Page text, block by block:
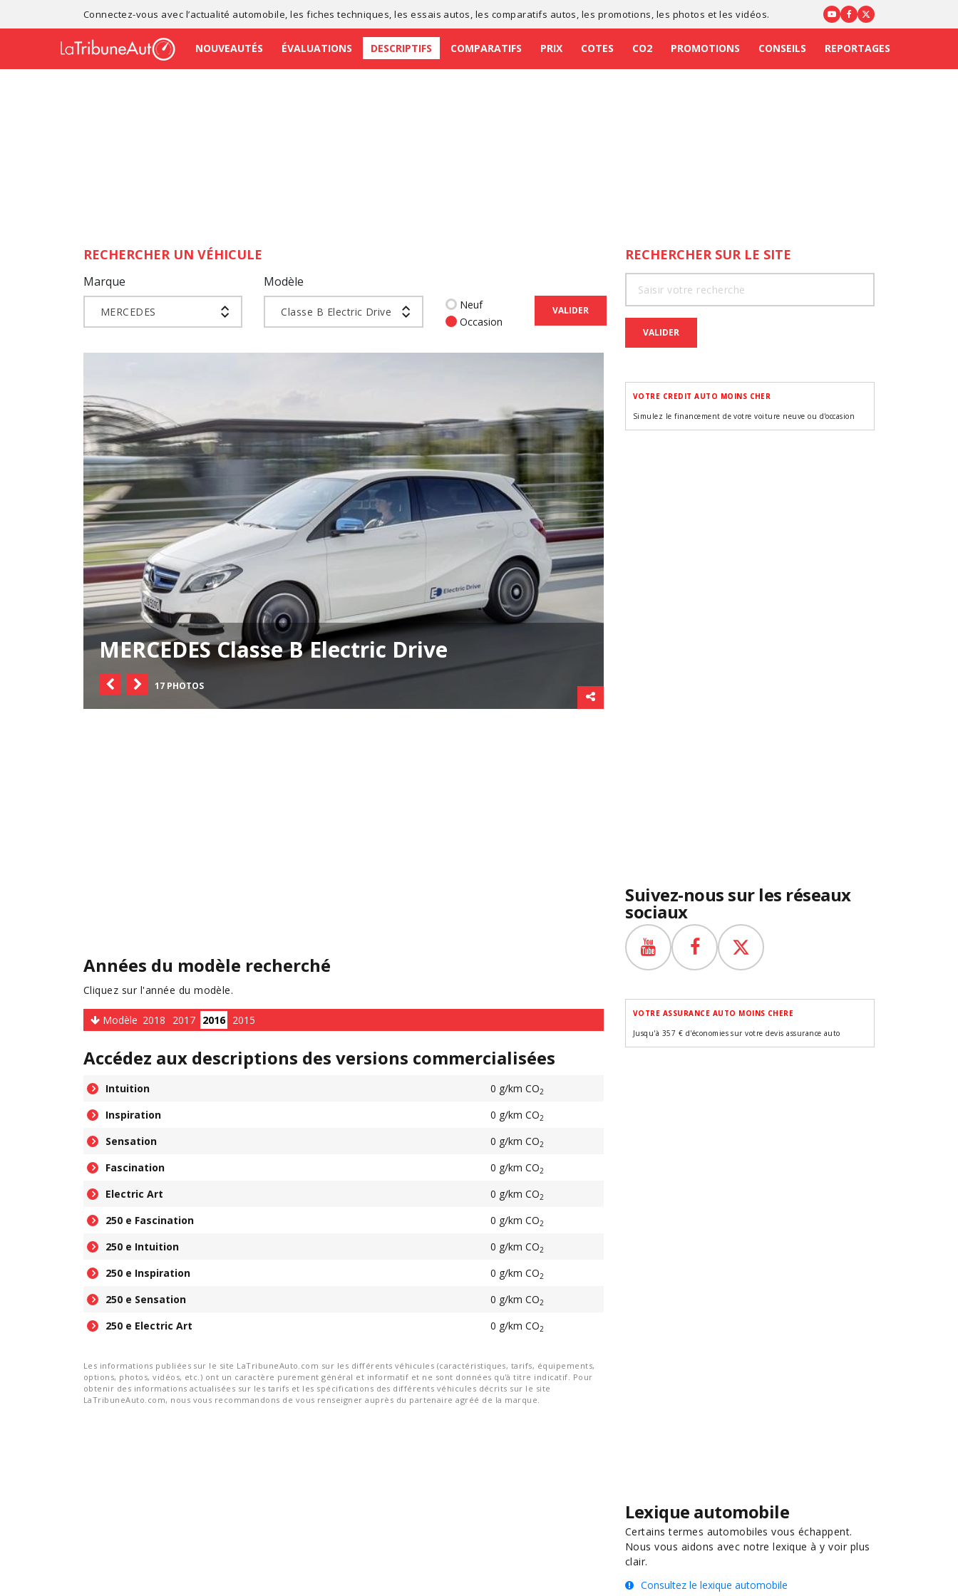
Connectez-vous avec l’actualité automobile , lesfiches techniques , lesessais autos , les comparatifs autos , les promotions , les photos et les vidéos.
NOUVEAUTÉS ÉVALUATIONS DESCRIPTIFS COMPARATIFS PRIX COTES CO2 PROMOTIONS CONSEILS REPORTAGES
RECHERCHER UN VÉHICULE
Marque
MERCEDES
Modèle
Classe B Electric Drive
Neuf
Occasion
VALIDER
MERCEDES Classe B Electric Drive
17 PHOTOS
Années du modèle recherché
Cliquez sur l'année du modèle.
Modèle 2018 2017 2016 2015
Accédez aux descriptions des versions commercialisées
Intuition 0 g/km CO2
Inspiration 0 g/km CO2
Sensation 0 g/km CO2
Fascination 0 g/km CO2
Electric Art 0 g/km CO2
250 e Fascination 0 g/km CO2
250 e Intuition 0 g/km CO2
250 e Inspiration 0 g/km CO2
250 e Sensation 0 g/km CO2
250 e Electric Art 0 g/km CO2
Les informations publiées sur le site LaTribuneAuto.com sur les différents véhicules (caractéristiques, tarifs, équipements,
options, photos, vidéos, etc.) ont un caractère purement général et informatif et ne sont données qu'à titre indicatif. Pour
obtenir des informations actualisées sur les tarifs et les spécifications des différents véhicules décrits sur le site
LaTribuneAuto.com, nous vous recommandons de vous renseigner auprès du partenaire agréé de la marque.
RECHERCHER SUR LE SITE
VALIDER
VOTRE CREDIT AUTO MOINS CHER
Simulez le financement de votre voiture neuve ou d'occasion
Suivez-nous sur les réseaux
sociaux
VOTRE ASSURANCE AUTO MOINS CHERE
Jusqu'à 357 € d'économies sur votre devis assurance auto
Lexique automobile
Certains termes automobiles vous échappent.
Nous vous aidons avec notre lexique à y voir plus
clair.
Consultez le lexique automobile